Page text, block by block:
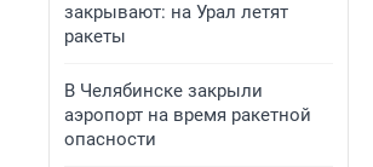
закрывают: на Урал летят
ракеты
В Челябинске закрыли
аэропорт на время ракетной
опасности